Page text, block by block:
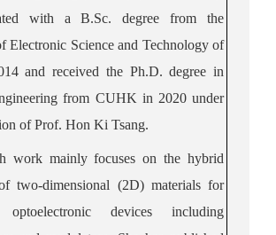
with a B.Sc. degree from the
Electronic Science and Technology of
and received the Ph.D. degree in
from CUHK in 2020 under
of Prof. Hon Ki Tsang.
work mainly focuses on the hybrid
two-dimensional (2D) materials for
optoelectronic devices including